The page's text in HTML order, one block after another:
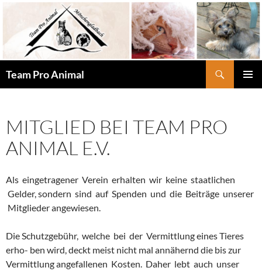
springen
Team Pro Animal
MITGLIED BEI TEAM PRO
ANIMAL E.V.
Als eingetragener Verein erhalten wir keine staatlichen
Gelder, sondern sind auf Spenden und die Beiträge unserer
Mitglieder angewiesen.
Die Schutzgebühr, welche bei der Vermittlung eines Tieres
erho- ben wird, deckt meist nicht mal annähernd die bis zur
Vermittlung angefallenen Kosten. Daher lebt auch unser